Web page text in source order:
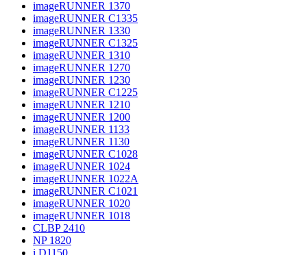
imageRUNNER 1370
imageRUNNER C1335
imageRUNNER 1330
imageRUNNER C1325
imageRUNNER 1310
imageRUNNER 1270
imageRUNNER 1230
imageRUNNER C1225
imageRUNNER 1210
imageRUNNER 1200
imageRUNNER 1133
imageRUNNER 1130
imageRUNNER C1028
imageRUNNER 1024
imageRUNNER 1022A
imageRUNNER C1021
imageRUNNER 1020
imageRUNNER 1018
CLBP 2410
NP 1820
i D1150